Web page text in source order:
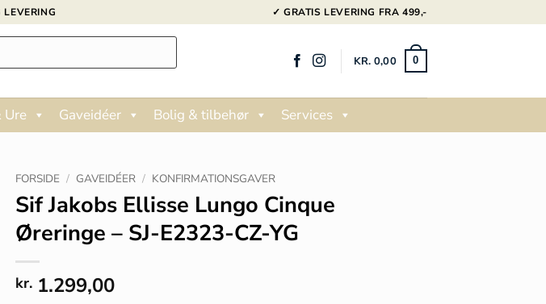
✓ GRATIS LEVERING FRA 499,-
KR. 0,00 0
Ure Gaveidéer Bolig & tilbehør Services
FORSIDE / GAVEIDÉER / KONFIRMATIONSGAVER
Sif Jakobs Ellisse Lungo Cinque
Øreringe – SJ-E2323-CZ-YG
kr. 1.299,00